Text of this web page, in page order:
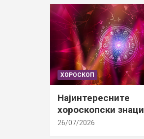
ХОРОСКОП
Најинтересните
хороскопски знаци
26/07/2026